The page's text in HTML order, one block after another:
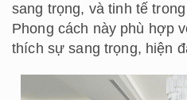
sang trọng, và tinh tế
Phong cách này phù hợp
thích sự sang trọng, hiện